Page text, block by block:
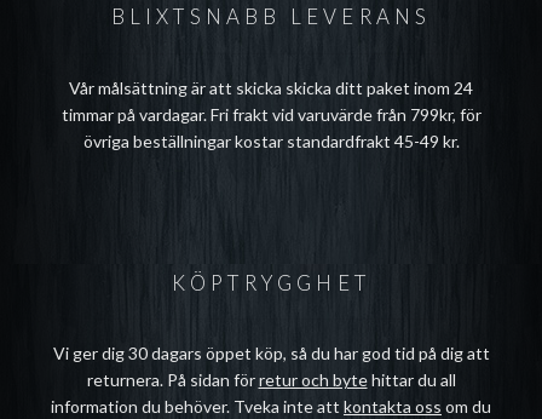
BLIXTSNABB LEVERANS
Vår målsättning är att skicka skicka ditt paket inom 24
timmar på vardagar. Fri frakt vid varuvärde från 799kr, för
övriga beställningar kostar standardfrakt 45-49 kr.
KÖPTRYGGHET
Vi ger dig 30 dagars öppet köp, så du har god tid på dig att
returnera. På sidan förretur och bytehittar du all
information du behöver. Tveka inte att kontakta oss om du